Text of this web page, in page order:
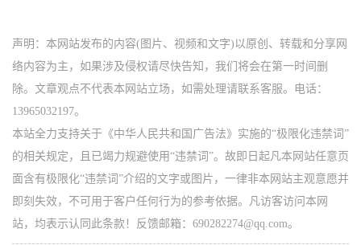
声明：本网站发布的内容(图片、视频和文字)以原创、转载和分享网
络内容为主，如果涉及侵权请尽快告知，我们将会在第一时间删
除。文章观点不代表本网站立场，如需处理请联系客服。电话：
13965032197。
本站全力支持关于《中华人民共和国广告法》实施的“极限化违禁词”
的相关规定，且已竭力规避使用“违禁词”。故即日起凡本网站任意页
面含有极限化“违禁词”介绍的文字或图片，一律非本网站主观意愿并
即刻失效，不可用于客户任何行为的参考依据。凡访客访问本网
站，均表示认同此条款！反馈邮箱：690282274@qq.com。